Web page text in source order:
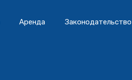
Аренда Законодательство